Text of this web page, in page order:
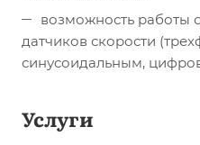
возможность работы
датчиков скорости
синусоидальным,
Услуги